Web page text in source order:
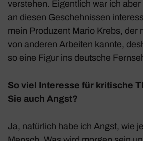
verstehen. Eigent­lich war ich
an diesen Gescheh­nissen
mein Produ­zent Mario Krebs, der
von anderen Arbeiten kannte,
so eine Figur ins deut­sche
So viel Inter­esse für kriti­sche
Sie auch Angst?
Ja, natür­lich habe ich Angst, wie